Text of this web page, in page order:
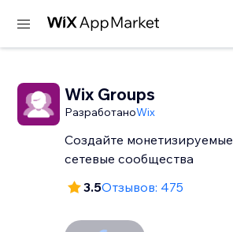
Wix Groups
РазработаноWix
Создайте монетизируемые
сетевые сообщества
3.5Отзывов: 475